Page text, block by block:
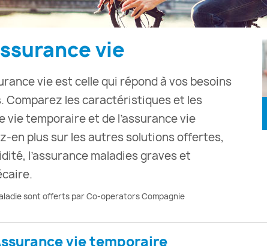
vie
vie est celle qui répond à vos besoins
Comparez les caractéristiques et les
vie temporaire et de l’assurance vie
en plus sur les autres solutions offertes,
l’assurance maladies graves et
sont offerts par Co-operators Compagnie
vie temporaire